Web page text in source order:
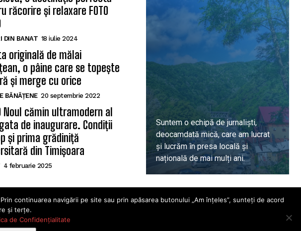
răcorire și relaxare FOTO
DIN BANAT 18 iulie 2024
originală de mălai
o pâine care se topește
și merge cu orice
BĂNĂȚENE 20 septembrie 2022
Noul cămin ultramodern al
de inaugurare. Condiții
și prima grădiniță
din Timișoara
4 februarie 2025
Suntem o echipă de jurnaliști,
deocamdată mică, care am lucrat
și lucrăm în presa locală și
națională de mai mulți ani.
Dezvoltat de Power Media FX
continuarea navigării pe site sau prin apăsarea butonului „Am înțeles”, sunteți de acord
și terțe.
de Confidențialitate